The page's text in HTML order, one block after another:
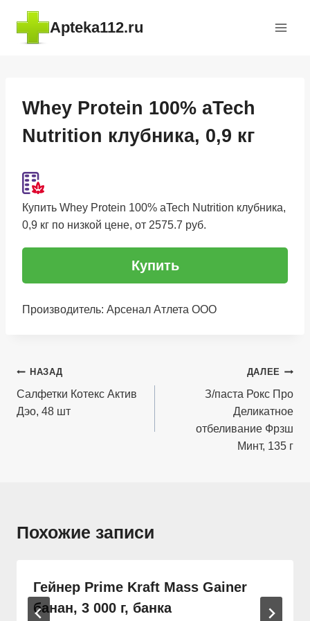
Перейти
содержимому
Apteka112.ru
Whey Protein 100% aTech
Nutrition клубника, 0,9 кг
Купить Whey Protein 100% aTech Nutrition клубника,
0,9 кг по низкой цене, от 2575.7 руб.
Купить
Производитель: Арсенал Атлета ООО
Навигация
по
записям
НАЗАД
Салфетки Котекс Актив
Дэо, 48 шт
ДАЛЕЕ
З/паста Рокс Про
Деликатное
отбеливание Фрзш
Минт, 135 г
Похожие записи
Гейнер Prime Kraft Mass Gainer
банан, 3 000 г, банка